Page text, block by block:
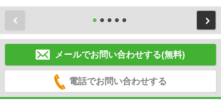
メールでお問い合わせする(無料)
電話でお問い合わせする